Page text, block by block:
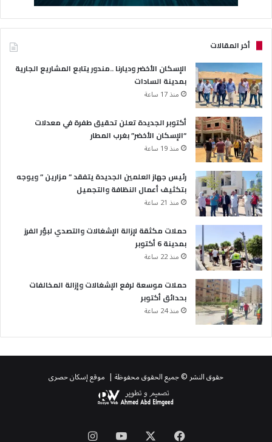
أخر المقالات
الإسكان الأخضر وديارنا ..مندور يتابع المشاريع الجارية
بمدينة السادات
منذ 17 ساعة
أكتوبر الجديدة تعلن تحقيق طفرة في معدلات
“الإسكان الأخضر” بغرب المطار
منذ 19 ساعة
رئيس جهاز العلمين الجديدة يتفقد ” مزارين ” ويوجه
بتكثيف أعمال النظافة والتجميل
منذ 21 ساعة
حملات مكثقة لإزالة الإشغالات والتصدي لبؤر الفرز
بمدينة 6 أكتوبر
منذ 22 ساعة
حملات موسعة لرفع الإشغالات وإزالة المخالفات
بحدائق أكتوبر
منذ 24 ساعة
حقوق النشر © جميع الحقوق محفوظة | موقع إسكان حصرى
فيسبوك ‫YouTube